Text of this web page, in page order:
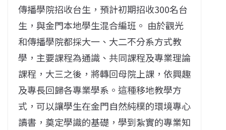
傳播學院招收台生，預計初期招收300名台
生，與金門本地學生混合編班。 由於觀光
和傳播學院都採大一、大二不分系方式教
學，主要課程為通識、共同課程及專業理論
課程，大三之後，將轉回母院上課，依興趣
及專長回歸各專業學系。這種移地教學方
式，可以讓學生在金門自然純樸的環境專心
讀書，奠定學識的基礎，學到紮實的專業知